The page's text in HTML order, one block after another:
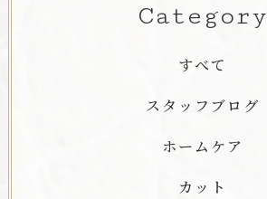
Category
すべて
スタッフブログ
ホームケア
カット